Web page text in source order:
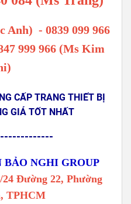
Anh) - 0839 099 966
999 966 (Ms Kim
CẤP TRANG THIẾT BỊ
GIÁ TỐT NHẤT
NGHI GROUP
Đường 22, Phường
TPHCM